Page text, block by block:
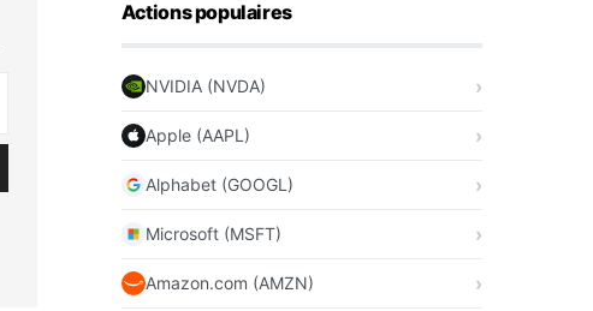
Actions populaires
NVIDIA (NVDA)
Apple (AAPL)
Alphabet (GOOGL)
Microsoft (MSFT)
Amazon.com (AMZN)